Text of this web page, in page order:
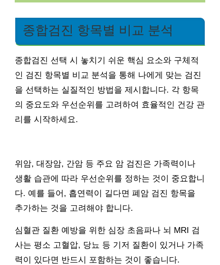
종합검진 항목별 비교 분석
종합검진 선택 시 놓치기 쉬운 핵심 요소와 구체적
인 검진 항목별 비교 분석을 통해 나에게 맞는 검진
을 선택하는 실질적인 방법을 제시합니다. 각 항목
의 중요도와 우선순위를 고려하여 효율적인 건강 관
리를 시작하세요.
위암, 대장암, 간암 등 주요 암 검진은 가족력이나
생활 습관에 따라 우선순위를 정하는 것이 중요합니
다. 예를 들어, 흡연력이 길다면 폐암 검진 항목을
추가하는 것을 고려해야 합니다.
심혈관 질환 예방을 위한 심장 초음파나 뇌 MRI 검
사는 평소 고혈압, 당뇨 등 기저 질환이 있거나 가족
력이 있다면 반드시 포함하는 것이 좋습니다.